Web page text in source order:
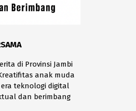
di Provinsi Jambi
anak muda
teknologi digital
dan berimbang